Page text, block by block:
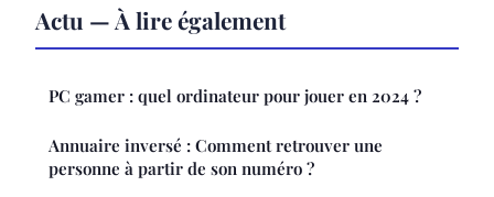
Actu — À lire également
PC gamer : quel ordinateur pour jouer en 2024 ?
Annuaire inversé : Comment retrouver une
personne à partir de son numéro ?